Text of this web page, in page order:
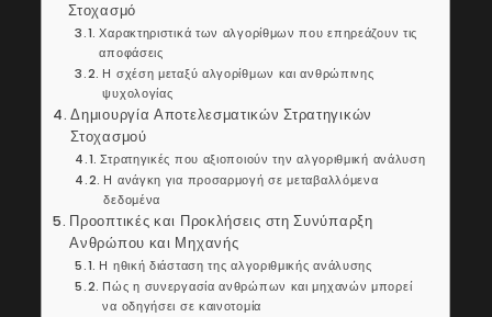
Στοχασμό
Χαρακτηριστικά των αλγορίθμων που επηρεάζουν τις
αποφάσεις
Η σχέση μεταξύ αλγορίθμων και ανθρώπινης
ψυχολογίας
Δημιουργία Αποτελεσματικών Στρατηγικών
Στοχασμού
Στρατηγικές που αξιοποιούν την αλγοριθμική ανάλυση
Η ανάγκη για προσαρμογή σε μεταβαλλόμενα
δεδομένα
Προοπτικές και Προκλήσεις στη Συνύπαρξη
Ανθρώπου και Μηχανής
Η ηθική διάσταση της αλγοριθμικής ανάλυσης
Πώς η συνεργασία ανθρώπων και μηχανών μπορεί
να οδηγήσει σε καινοτομία